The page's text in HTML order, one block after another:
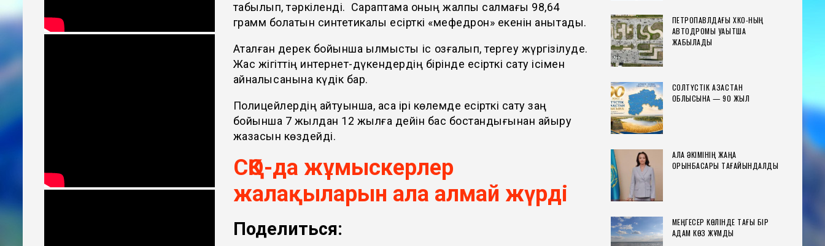
табылып, тәркіленді. Сараптама оның жалпы салмағы 98,64
грамм болатын синтетикалық есірткі «мефедрон» екенін анықтады.
Аталған дерек бойынша қылмыстық іс қозғалып, тергеу жүргізілуде.
Жас жігіттің интернет-дүкендердің бірінде есірткі сату ісімен
айналысқанына күдік бар.
Полицейлердің айтуынша, аса ірі көлемде есірткі сату заң
бойынша 7 жылдан 12 жылға дейін бас бостандығынан айыру
жазасын көздейді.
СҚО-да жұмыскерлер
жалақыларын ала алмай жүрді
Поделиться:
ПЕТРОПАВЛДАҒЫ ХҚКО-НЫҢ
АВТОДРОМЫ УАҚЫТША
ЖАБЫЛАДЫ
СОЛТҮСТІК ҚАЗАҚСТАН
ОБЛЫСЫНА — 90 ЖЫЛ
ҚАЛА ӘКІМІНІҢ ЖАҢА
ОРЫНБАСАРЫ ТАҒАЙЫНДАЛДЫ
МЕҢГЕСЕР КӨЛІНДЕ ТАҒЫ БІР
АДАМ КӨЗ ЖҰМДЫ